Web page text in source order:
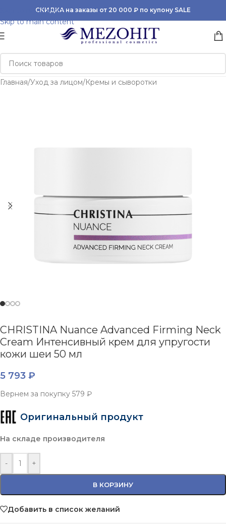
Skip to navigation
Skip to main content
СКИДКА на заказы от 20 000 ₽ по купону SALE
Главная/Уход за лицом/Кремы и сыворотки
CHRISTINA Nuance Advanced Firming Neck
Cream Интенсивный крем для упругости
кожи шеи 50 мл
5 793 ₽
Вернем за покупку 579 ₽
Оригинальный продукт
На складе производителя
- +
В КОРЗИНУ
Добавить в список желаний